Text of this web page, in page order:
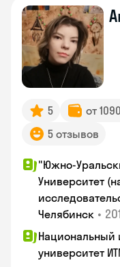
5 от
5 отзывов
"Южно-
Университет
Челябинск •
Национальный
университет